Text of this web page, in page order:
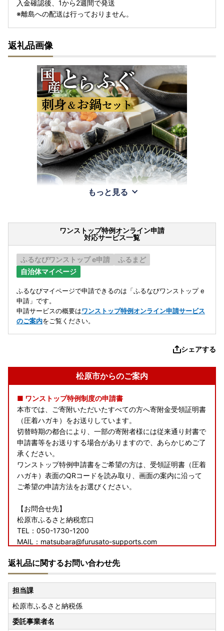
入金確認後、1から2週間で発送
※離島への配送は行っておりません。
返礼品画像
もっと見る
ワンストップ特例オンライン申請
対応サービス一覧
ふるなびワンストップ e申請
ふるまど
自治体マイページ
ふるなびマイページで申請できるのは「ふるなびワンストップ e
申請」です。
申請サービスの概要はワンストップ特例オンライン申請サービス
のご案内をご覧ください。
シェアする
松原市からのご案内
■ ワンストップ特例制度の申請書
本市では、ご寄附いただいたすべての方へ寄附金受領証明書
（圧着ハガキ）をお送りしています。
切替時期の都合により、一部の寄附者様には従来通り封書で
申請書等をお送りする場合がありますので、あらかじめご了
承ください。
ワンストップ特例申請書をご希望の方は、受領証明書（圧着
ハガキ）表面のQRコードを読み取り、画面の案内に沿って
ご希望の申請方法をお選びください。
【お問合せ先】
松原市ふるさと納税窓口
TEL：050-1730-1200
MAIL：matsubara@furusato-supports.com
返礼品に関するお問い合わせ先
担当課
松原市ふるさと納税係
委託事業者名